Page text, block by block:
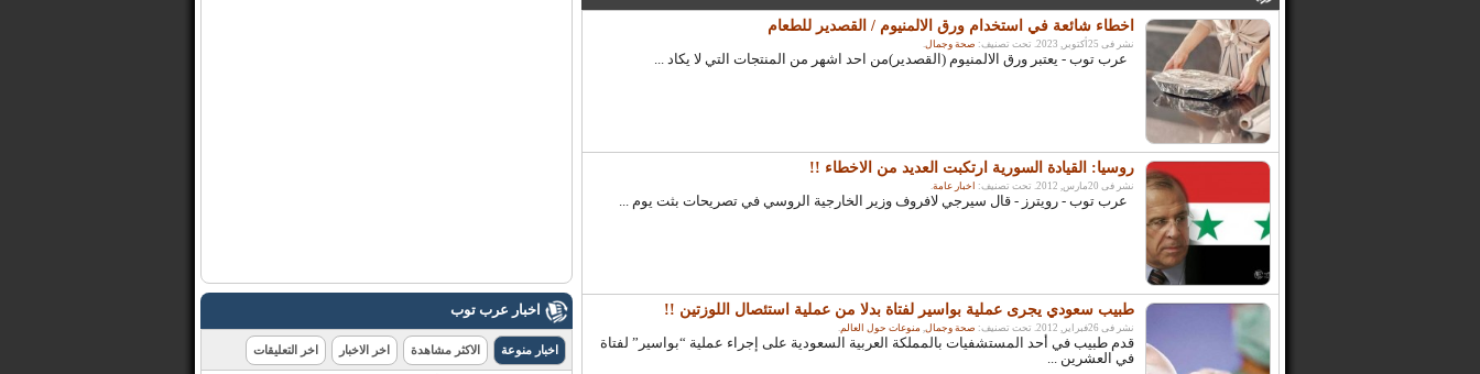
اخطاء شائعة في استخدام ورق الالمنيوم / القصدير للطعام
نشر فى 25أكتوبر, 2023. تحت تصنيف: صحة وجمال.
عرب توب - يعتبر ورق الالمنيوم (القصدير)من احد اشهر من المنتجات التي لا يكاد ...
روسيا: القيادة السورية ارتكبت العديد من الاخطاء !!
نشر فى 20مارس, 2012. تحت تصنيف: اخبار عامة.
عرب توب - رويترز - قال سيرجي لافروف وزير الخارجية الروسي في تصريحات بثت يوم ...
طبيب سعودي يجرى عملية بواسير لفتاة بدلا من عملية استئصال اللوزتين !!
نشر فى 26فبراير, 2012. تحت تصنيف: صحة وجمال, منوعات حول العالم.
قدم طبيب في أحد المستشفيات بالمملكة العربية السعودية على إجراء عملية “بواسير” لفتاة
في العشرين ...
اخبار عرب توب
اخبار منوعة الاكثر مشاهدة اخر الاخبار اخر التعليقات